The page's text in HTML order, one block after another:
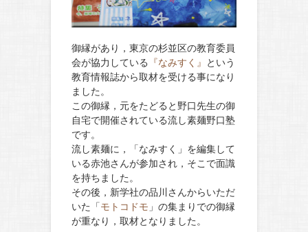
御縁があり，東京の杉並区の教育委員
会が協力している
『なみすく』
という
教育情報誌から取材を受ける事になり
ました。
この御縁，元をたどると野口先生の御
自宅で開催されている流し素麺野口塾
です。
流し素麺に，「なみすく」を編集して
いる赤池さんが参加され，そこで面識
を持ちました。
その後，新学社の品川さんからいただ
いた「モトコドモ 」の集まりでの御縁
が重なり，取材となりました。